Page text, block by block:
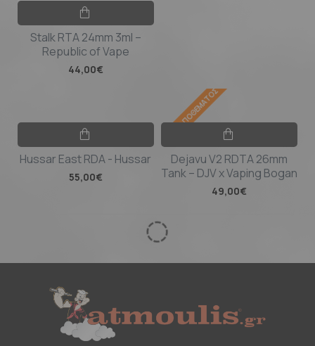
Stalk RTA 24mm 3ml –
Republic of Vape
44,00€
Hussar East RDA - Hussar
55,00€
ΕΚΤΌΣ ΑΠΟΘΈΜΑΤΟΣ
Dejavu V2 RDTA 26mm
Tank – DJV x Vaping Bogan
49,00€